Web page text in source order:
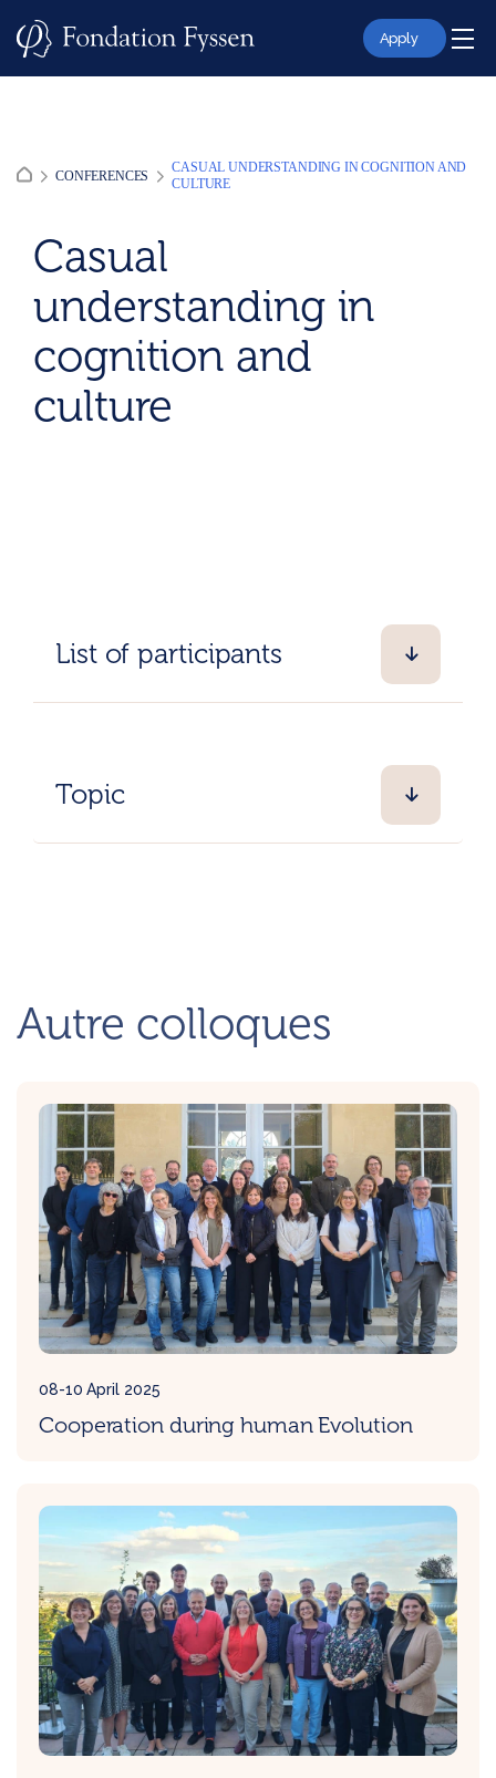
Apply
CONFERENCES
CASUAL UNDERSTANDING IN COGNITION AND
CULTURE
Casual
understanding in
cognition and
culture
List of participants
Topic
Autre colloques
08-10 April 2025
Cooperation during human Evolution